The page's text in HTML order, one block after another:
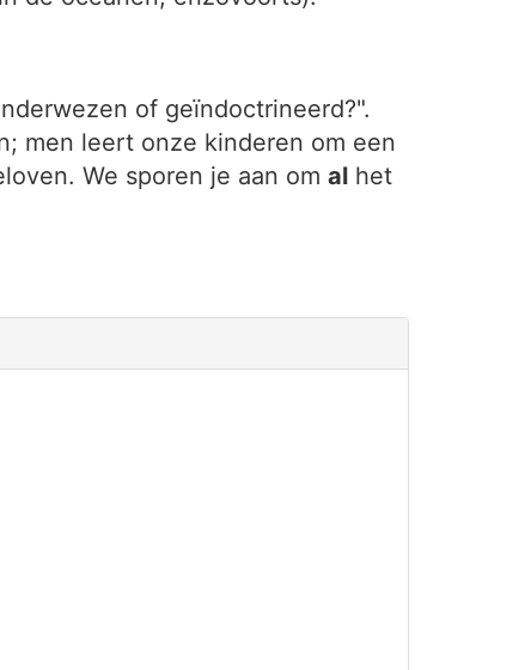
of geïndoctrineerd?".
men leert onze kinderen om een
We sporen je aan om al het